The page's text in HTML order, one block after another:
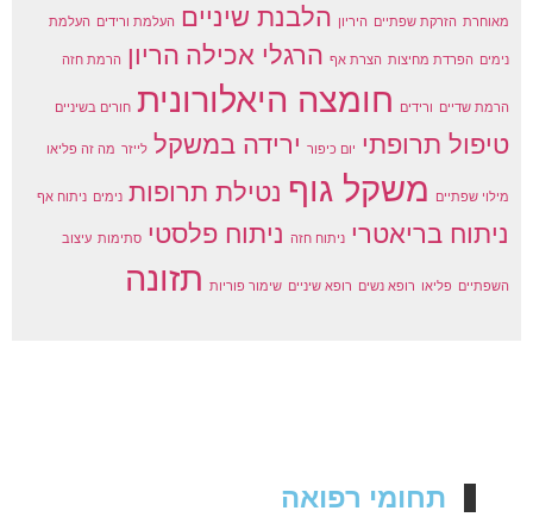
מאוחרת הזרקת שפתיים היריון הלבנת שיניים העלמת ורידים העלמת
נימים הפרדת מחיצות הצרת אף הרגלי אכילה הריון הרמת חזה
הרמת שדיים ורידים חומצה היאלורונית חורים בשיניים
טיפול תרופתי יום כיפור ירידה במשקל לייזר מה זה פליאו
מילוי שפתיים משקל גוף נטילת תרופות נימים ניתוח אף
ניתוח בריאטרי ניתוח חזה ניתוח פלסטי סתימות עיצוב
השפתיים פליאו רופא נשים רופא שיניים שימור פוריות תזונה
תחומי רפואה